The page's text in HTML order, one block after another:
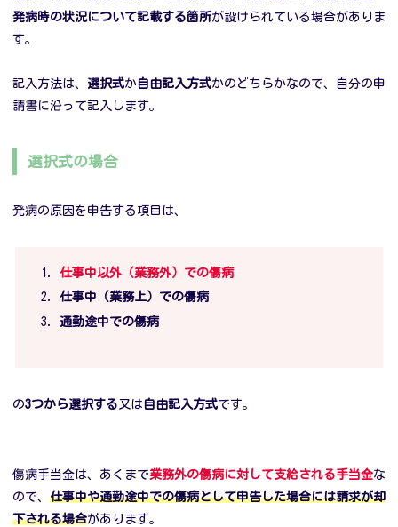
発病時の状況について記載する箇所が設けられている場合がありま
す。
記入方法は、 選択式か自由記入方式かのどちらかなので、自分の申
請書に沿って記入します。
選択式の場合
発病の原因を申告する項目は、
仕事中以外（業務外）での傷病
仕事中（業務上）での傷病
通勤途中での傷病
の3つから選択する又は自由記入方式です。
傷病手当金は、あくまで業務外の傷病に対して支給される手当金な
ので、 仕事中や通勤途中での傷病として申告した場合には請求が却
下される場合があります。